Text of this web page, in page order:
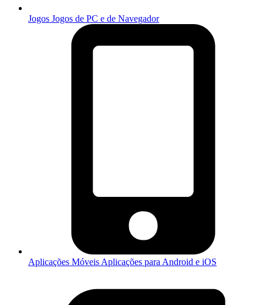
Jogos Jogos de PC e de Navegador
Aplicações Móveis Aplicações para Android e iOS